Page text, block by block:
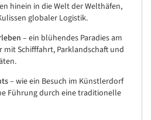
hinein in die Welt der Welthäfen,
globaler Logistik.
– ein blühendes Paradies am
mit Schifffahrt, Parklandschaft und
– wie ein Besuch im Künstlerdorf
Führung durch eine traditionelle